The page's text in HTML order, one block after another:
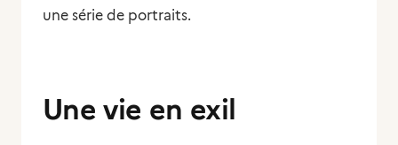
une série de portraits.
Une vie en exil